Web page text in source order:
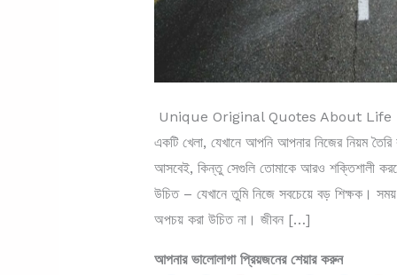
Unique Original Quotes About Life |
একটি খেলা, যেখানে আপনি আপনার নিজের নিয়ম
আসবেই, কিন্তু সেগুলি তোমাকে আরও শক্তিশালী
উচিত – যেখানে তুমি নিজে সবচেয়ে বড় শিক্ষক।
অপচয় করা উচিত না। জীবন […]
আপনার ভালোলাগা প্রিয়জনের শেয়ার করুন